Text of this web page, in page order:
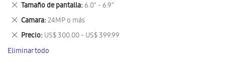
artículo
Tamaño de pantalla 6.0" - 6.9"
Eliminar
este
artículo
Camara 24MP o más
Eliminar
este
artículo
Precio US$ 300.00 - US$ 399.99
Eliminar
este
artículo
Eliminar todo